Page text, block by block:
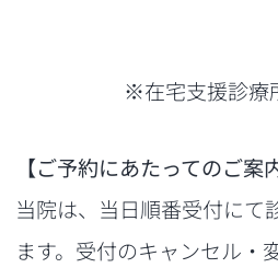
※在宅支援診療
【ご予約にあたってのご案
当院は、当日順番受付にて
ます。受付のキャンセル・